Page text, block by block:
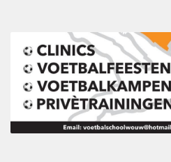
Wedstrijd en balsponsoring
Sponsormogelijkheden
Sponsor worden?
Contact